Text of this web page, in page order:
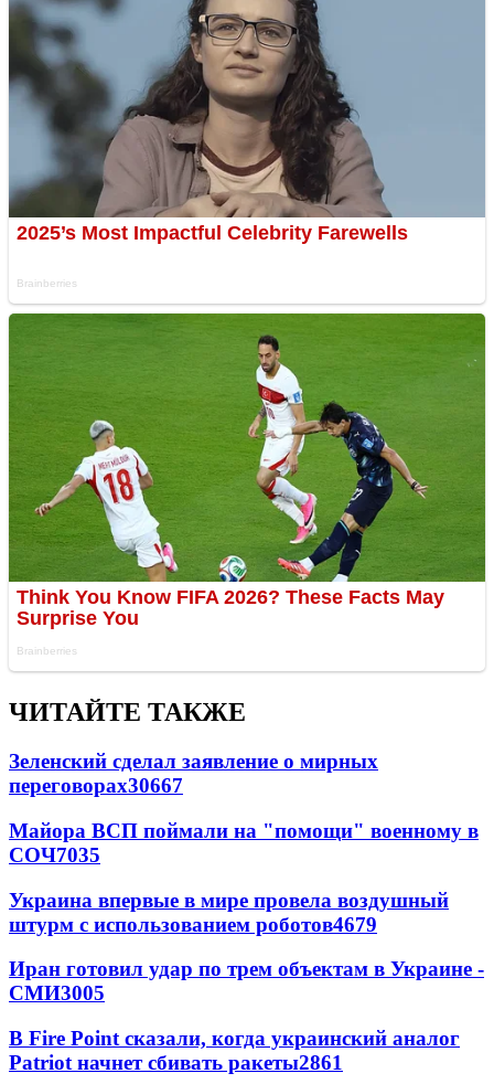
ЧИТАЙТЕ ТАКЖЕ
Зеленский сделал заявление о мирных
переговорах30667
Майора ВСП поймали на "помощи" военному в
СОЧ7035
Украина впервые в мире провела воздушный
штурм с использованием роботов4679
Иран готовил удар по трем объектам в Украине -
СМИ3005
В Fire Point сказали, когда украинский аналог
Patriot начнет сбивать ракеты2861